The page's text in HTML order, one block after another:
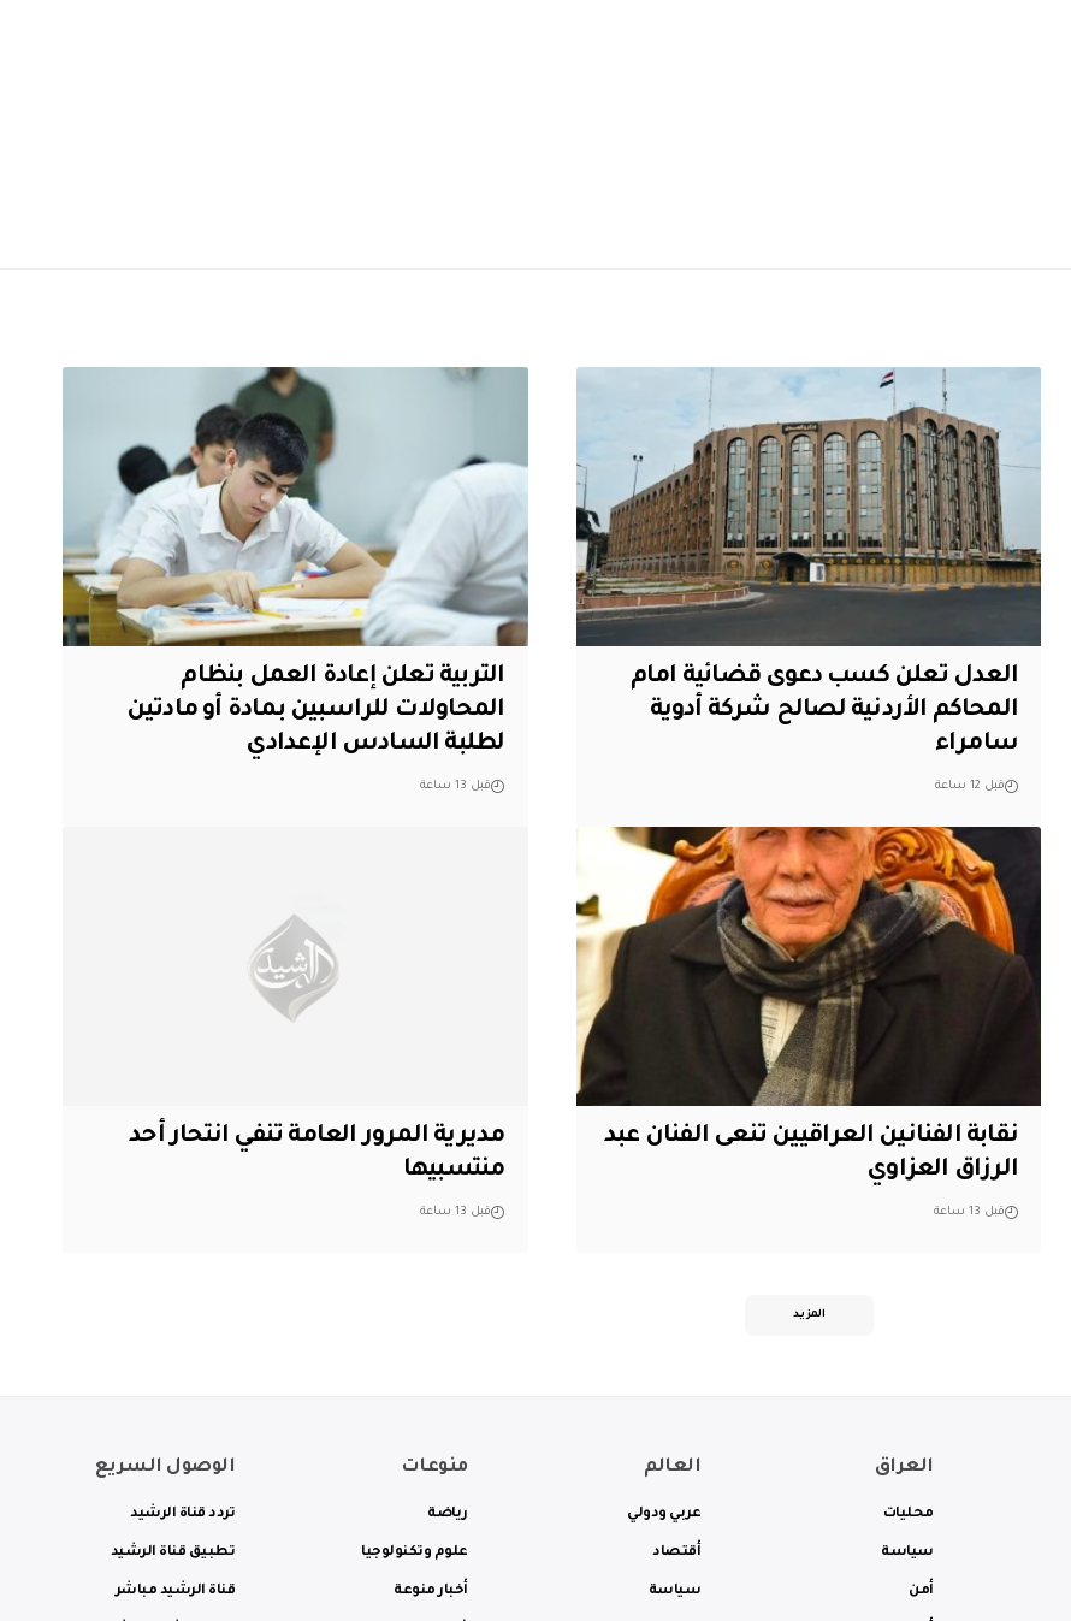
العدل تعلن كسب دعوى قضائية امام
المحاكم الأردنية لصالح شركة أدوية
سامراء
قبل 12 ساعة
التربية تعلن إعادة العمل بنظام
المحاولات للراسبين بمادة أو مادتين
لطلبة السادس الإعدادي
قبل 13 ساعة
نقابة الفنانين العراقيين تنعى الفنان عبد
الرزاق العزاوي
قبل 13 ساعة
مديرية المرور العامة تنفي انتحار أحد
منتسبيها
قبل 13 ساعة
المزيد
العراق
محليات
سياسة
أمن
العالم
عربي ودولي
أقتصاد
سياسة
منوعات
رياضة
علوم وتكنولوجيا
أخبار منوعة
الوصول السريع
تردد قناة الرشيد
تطبيق قناة الرشيد
قناة الرشيد مباشر